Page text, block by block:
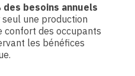
des besoins annuels
une production
confort des occupants
les bénéfices